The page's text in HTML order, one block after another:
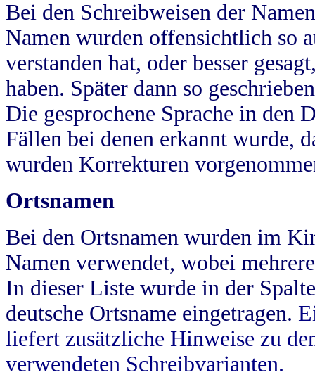
Bei den Schreibweisen der
Namen wurden offensichtlich so
verstanden hat, oder besser
haben. Später dann so
Die gesprochene Sprache in
Fällen bei denen erkannt wurde,
wurden Korrekturen
Ortsnamen
Bei den Ortsnamen wurden im
Namen verwendet, wobei
In dieser Liste wurde in der
deutsche Ortsname eingetragen.
liefert zusätzliche Hinweise zu
verwendeten Schreibvarianten.